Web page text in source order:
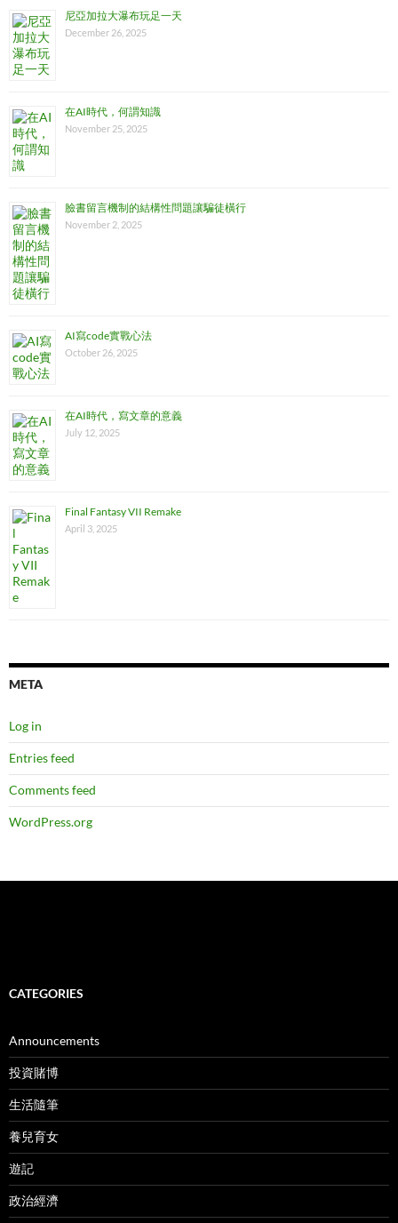
尼亞加拉大瀑布玩足一天
December 26, 2025
在AI時代，何謂知識
November 25, 2025
臉書留言機制的結構性問題讓騙徒橫行
November 2, 2025
AI寫code實戰心法
October 26, 2025
在AI時代，寫文章的意義
July 12, 2025
Final Fantasy VII Remake
April 3, 2025
META
Log in
Entries feed
Comments feed
WordPress.org
CATEGORIES
Announcements
投資賭博
生活隨筆
養兒育女
遊記
政治經濟